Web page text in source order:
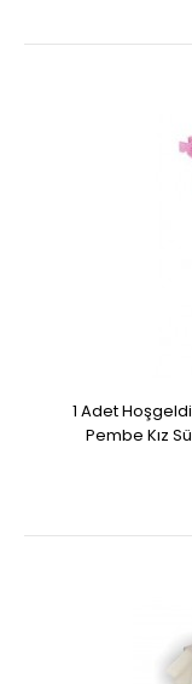
1 Adet
Pembe Kız